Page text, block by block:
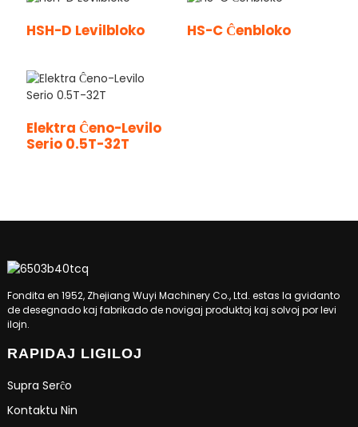
HSH-D Levilbloko HS-C Ĉenbloko
Elektra Ĉeno-Levilo
Serio 0.5T-32T
Fondita en 1952, Zhejiang Wuyi Machinery Co., Ltd. estas la gvidanto
de desegnado kaj fabrikado de novigaj produktoj kaj solvoj por levi
ilojn.
RAPIDAJ LIGILOJ
Supra Serĉo
Kontaktu Nin